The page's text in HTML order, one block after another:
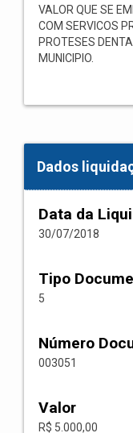
VALOR QUE SE
COM SERVICOS
PROTESES
MUNICIPIO.
Dados
Data da
30/07/2018
Tipo
5
Número
003051
Valor
R$ 5.000,00